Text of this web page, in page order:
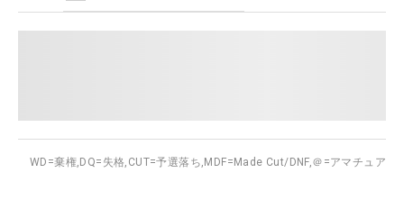
WD=棄権, DQ=失格, CUT=予選落ち, MDF=Made Cut/DNF,＠=アマチュア